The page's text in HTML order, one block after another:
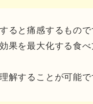
ると痛感するもので
果を最大化する食
することが可能で